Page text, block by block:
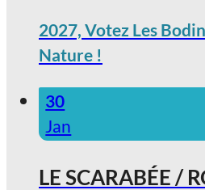
2027, Votez Les
Nature !
30
Jan
LE SCARABÉE /